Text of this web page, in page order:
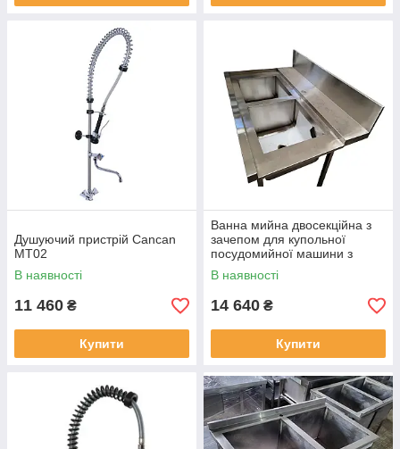
Душуючий пристрій Cancan
MT02
В наявності
11 460 ₴
Купити
Ванна мийна двосекційна з
зачепом для купольної
посудомийної машини з
нержавіючої сталі
В наявності
14 640 ₴
Купити